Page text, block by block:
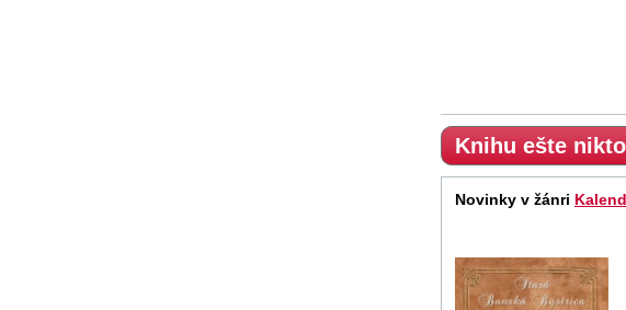
Knihu ešte
Novinky v žánri